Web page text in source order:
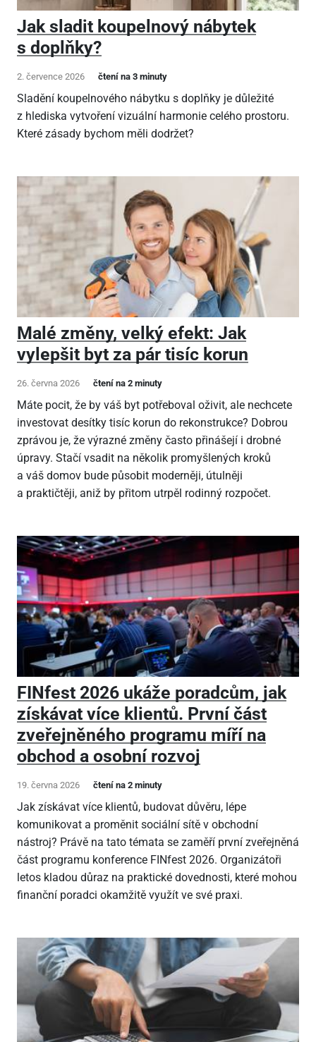
Jak sladit koupelnový nábytek
s doplňky?
2. července 2026 čtení na 3 minuty
Sladění koupelnového nábytku s doplňky je důležité
z hlediska vytvoření vizuální harmonie celého prostoru.
Které zásady bychom měli dodržet?
Malé změny, velký efekt: Jak
vylepšit byt za pár tisíc korun
26. června 2026 čtení na 2 minuty
Máte pocit, že by váš byt potřeboval oživit, ale nechcete
investovat desítky tisíc korun do rekonstrukce? Dobrou
zprávou je, že výrazné změny často přinášejí i drobné
úpravy. Stačí vsadit na několik promyšlených kroků
a váš domov bude působit moderněji, útulněji
a praktičtěji, aniž by přitom utrpěl rodinný rozpočet.
FINfest 2026 ukáže poradcům, jak
získávat více klientů. První část
zveřejněného programu míří na
obchod a osobní rozvoj
19. června 2026 čtení na 2 minuty
Jak získávat více klientů, budovat důvěru, lépe
komunikovat a proměnit sociální sítě v obchodní
nástroj? Právě na tato témata se zaměří první zveřejněná
část programu konference FINfest 2026. Organizátoři
letos kladou důraz na praktické dovednosti, které mohou
finanční poradci okamžitě využít ve své praxi.